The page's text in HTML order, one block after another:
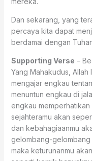
Dan sekarang, yang
percaya kita dapat
berdamai dengan
Supporting Verse –
Yang Mahakudus, Allah
mengajar engkau
menuntun engkau di
engkau
sejahteramu akan
dan kebahagiaanmu
gelombang-
maka keturunanmu